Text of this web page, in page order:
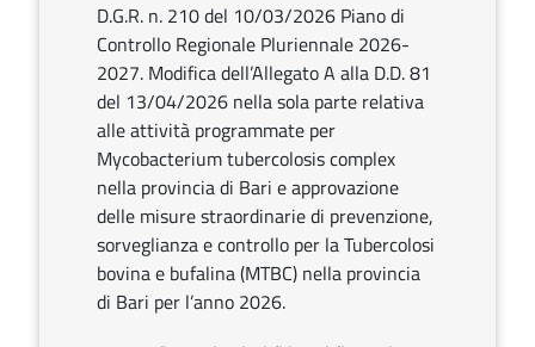
D.G.R. n. 210 del 10/03/2026 Piano di
Controllo Regionale Pluriennale 2026-
2027. Modifica dell’Allegato A alla D.D. 81
del 13/04/2026 nella sola parte relativa
alle attività programmate per
Mycobacterium tubercolosis complex
nella provincia di Bari e approvazione
delle misure straordinarie di prevenzione,
sorveglianza e controllo per la Tubercolosi
bovina e bufalina (MTBC) nella provincia
di Bari per l’anno 2026.